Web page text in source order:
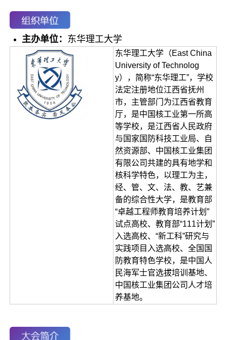
主办单位： 东华理工大学
东华理工大学（East China
University of Technolog
y），简称“东华理工”，学校
法定注册地位江西省抚州
市，主管部门为江西省教育
厅，是中国核工业第一所高
等学校，是江西省人民政府
与国家国防科技工业局、自
然资源部、中国核工业集团
有限公司共建的具有地学和
核科学特色，以理工为主，
经、管、文、法、教、艺兼
备的综合性大学，是教育部
“卓越工程师教育培养计划”
试点高校、教育部“111计划”
入选高校、“新工科”研究与
实践项目入选高校、全国国
防教育特色学校，是中国人
民海军士官选拔培训基地、
中国核工业集团公司人才培
养基地。